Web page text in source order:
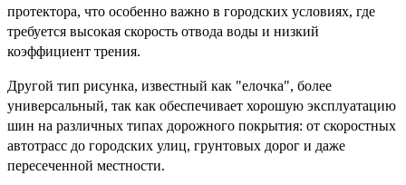
протектора, что особенно важно в городских условиях, где
требуется высокая скорость отвода воды и низкий
коэффициент трения.
Другой тип рисунка, известный как "елочка", более
универсальный, так как обеспечивает хорошую эксплуатацию
шин на различных типах дорожного покрытия: от скоростных
автотрасс до городских улиц, грунтовых дорог и даже
пересеченной местности.